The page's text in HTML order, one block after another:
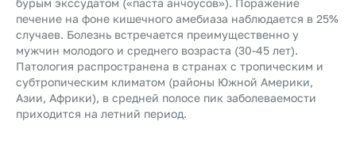
бурым экссудатом («паста анчоусов»). Поражение
печение на фоне кишечного амебиаза наблюдается в 25%
случаев. Болезнь встречается преимущественно у
мужчин молодого и среднего возраста (30-45 лет).
Патология распространена в странах с тропическим и
субтропическим климатом (районы Южной Америки,
Азии, Африки), в средней полосе пик заболеваемости
приходится на летний период.